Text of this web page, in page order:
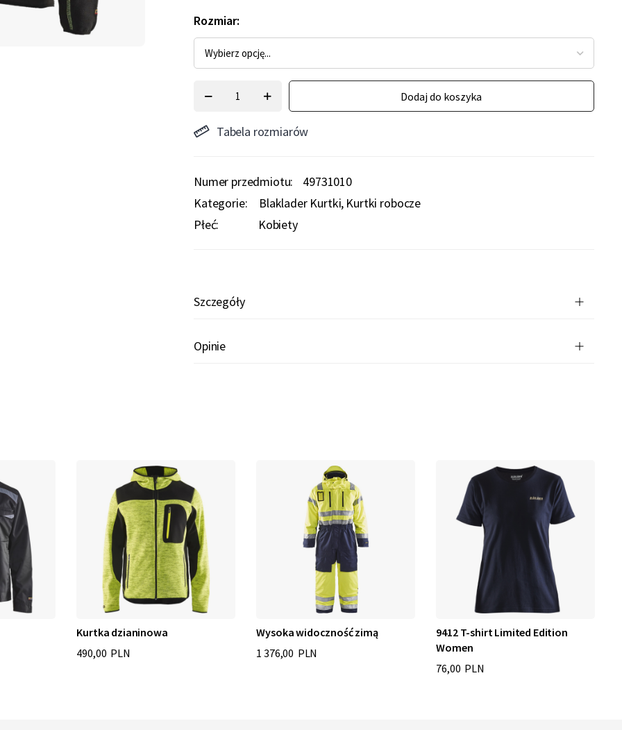
Rozmiar
Dodaj do koszyka
Tabela rozmiarów
Numer przedmiotu
49731010
Kategorie:
Blaklader Kurtki Kurtki robocze
Płeć:
Kobiety
Szczegóły
Opinie
Kurtka dzianinowa
490,00 PLN
Wysoka widoczność zimą
1 376,00 PLN
9412 T-shirt Limited Edition
Women
76,00 PLN